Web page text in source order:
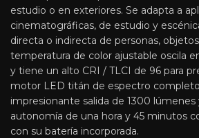
estudio o en exteriores. Se adapta a
cinematográficas, de estudio y
directa o indirecta de personas,
temperatura de color ajustable oscila
y tiene un alto CRI / TLCI de 96 para
motor LED titán de espectro
impresionante salida de 1300 lúmenes
autonomía de una hora y 45 minutos
con su batería incorporada.